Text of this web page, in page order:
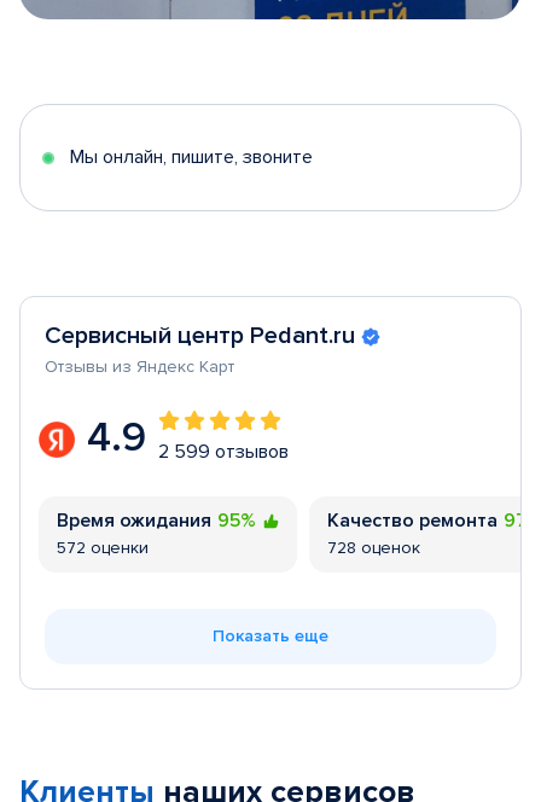
5
Мы онлайн, пишите, звоните
Сервисный центр Pedant.ru
Отзывы из Яндекс Карт
4.9 2 599 отзывов
Время ожидания 95%
572 оценки
Качество ремонта
728 оценок
Показать еще
Клиенты наших сервисов